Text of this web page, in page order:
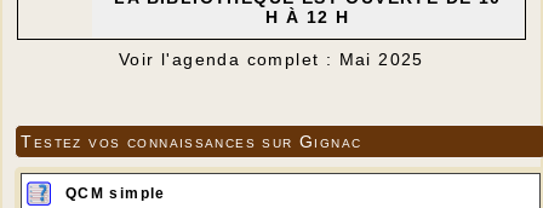
H À 12 H
Voir l'agenda complet : Mai 2025
Testez vos connaissances sur Gignac
QCM simple